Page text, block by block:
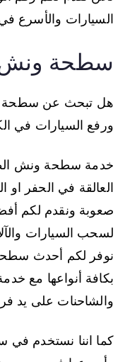
السيارات والأسرع
سطحة ونش
هل تبحث عن سطحة
ورفع السيارات في
خدمة سطحة ونش
العالقة في الحفر او
صعوبة ونقدم لكم
لسحب السيارات
نوفر لكم أحدث
بكافة أنواعها مع
والشاحنات على يد
كما اننا نستخدم